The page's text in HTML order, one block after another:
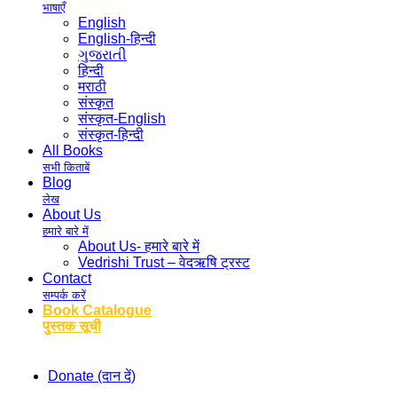
भाषाएँ
English
English-हिन्दी
ગુજરાતી
हिन्दी
मराठी
संस्कृत
संस्कृत-English
संस्कृत-हिन्दी
All Books
सभी किताबें
Blog
लेख
About Us
हमारे बारे में
About Us- हमारे बारे में
Vedrishi Trust – वेदऋषि ट्रस्ट
Contact
सम्पर्क करें
Book Catalogue
पुस्तक सूची
Donate (दान दें)